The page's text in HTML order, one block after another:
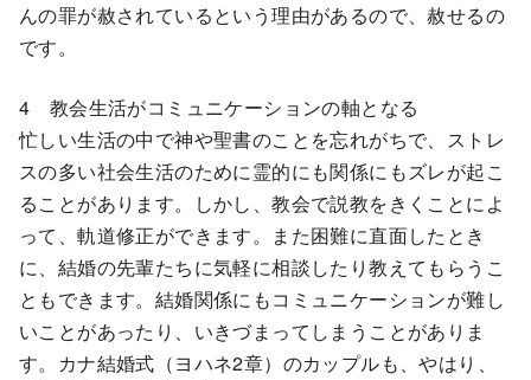
んの罪が赦されているという理由があるので、赦せるの
です。
4 教会生活がコミュニケーションの軸となる
忙しい生活の中で神や聖書のことを忘れがちで、ストレ
スの多い社会生活のために霊的にも関係にもズレが起こ
ることがあります。しかし、教会で説教をきくことによ
って、軌道修正ができます。また困難に直面したとき
に、結婚の先輩たちに気軽に相談したり教えてもらうこ
ともできます。結婚関係にもコミュニケーションが難し
いことがあったり、いきづまってしまうことがありま
す。カナ結婚式（ヨハネ2章）のカップルも、やはり、